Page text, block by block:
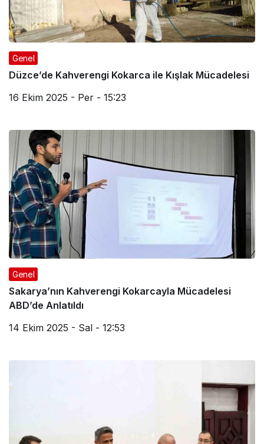
Genel
Düzce’de Kahverengi Kokarca ile Kışlak Mücadelesi
16 Ekim 2025 - Per - 15:23
Genel
Sakarya’nın Kahverengi Kokarcayla Mücadelesi
ABD’de Anlatıldı
14 Ekim 2025 - Sal - 12:53